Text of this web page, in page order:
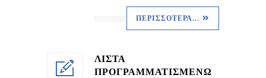
ΠΕΡΙΣΣΌΤΕΡΑ...
ΛΙΣΤΑ
ΠΡΟΓΡΑΜΜΑΤΙΣΜΕΝΩ